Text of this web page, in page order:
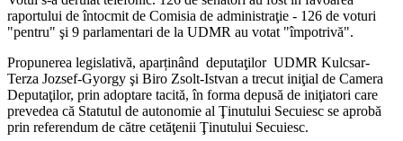
raportului de întocmit de Comisia de administraţie - 126 de voturi
"pentru" şi 9 parlamentari de la UDMR au votat "împotrivă".
Propunerea legislativă, aparținând deputaţilor UDMR Kulcsar-
Terza Jozsef-Gyorgy şi Biro Zsolt-Istvan a trecut iniţial de Camera
Deputaţilor, prin adoptare tacită, în forma depusă de iniţiatori care
prevedea că Statutul de autonomie al Ţinutului Secuiesc se aprobă
prin referendum de către cetăţenii Ţinutului Secuiesc.